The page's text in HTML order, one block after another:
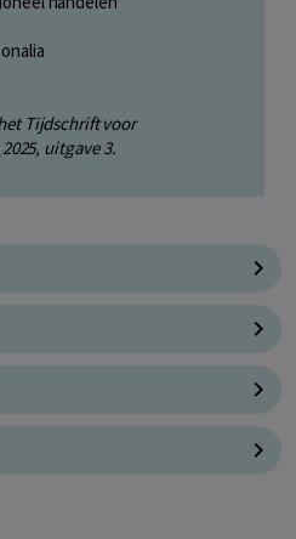
Tijdschrift voor
uitgave 3.